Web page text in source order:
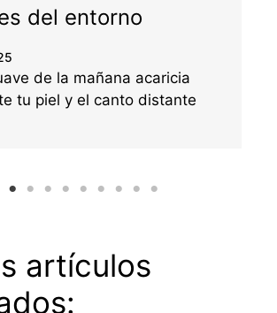
del entorno
de la mañana acaricia
tu piel y el canto distante
artículos